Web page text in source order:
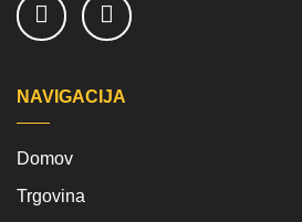
NAVIGACIJA
Domov
Trgovina